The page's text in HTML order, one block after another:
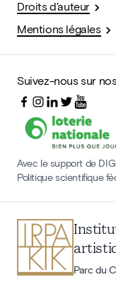
Droits d'auteur
Mentions légales
Suivez-nous sur
Avec le support de
Politique scientifique
Parc du